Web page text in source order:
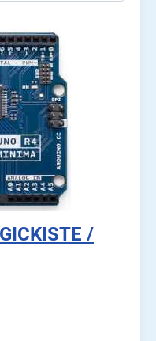
/